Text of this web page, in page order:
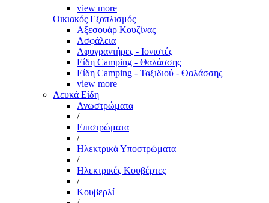
view more
Οικιακός Εξοπλισμός
Αξεσουάρ Κουζίνας
Ασφάλεια
Αφυγραντήρες - Ιονιστές
Είδη Camping - Θαλάσσης
Είδη Camping - Ταξιδιού - Θαλάσσης
view more
Λευκά Είδη
Ανωστρώματα
/
Επιστρώματα
/
Ηλεκτρικά Υποστρώματα
/
Ηλεκτρικές Κουβέρτες
/
Κουβερλί